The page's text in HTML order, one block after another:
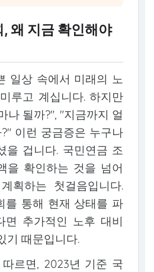
왜 지금 확인해야
일상 속에서 미래의 노
루고 계십니다. 하지만
나 될까?", "지금까지 얼
이런 궁금증은 누구나
을 겁니다. 국민연금 조
을 확인하는 것을 넘어
획하는 첫걸음입니다.
를 통해 현재 상태를 파
면 추가적인 노후 대비
기 때문입니다.
르면, 2023년 기준 국